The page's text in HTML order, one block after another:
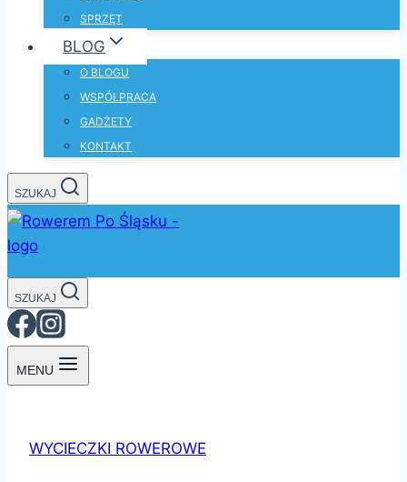
SPRZĘT
BLOG
O BLOGU
WSPÓŁPRACA
GADŻETY
KONTAKT
SZUKAJ
SZUKAJ
MENU
WYCIECZKI ROWEROWE